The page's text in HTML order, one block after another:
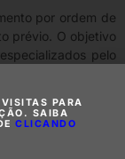
por ordem de
prévio. O objetivo
pelo
de
300
PARA
SAIBA
CLICANDO